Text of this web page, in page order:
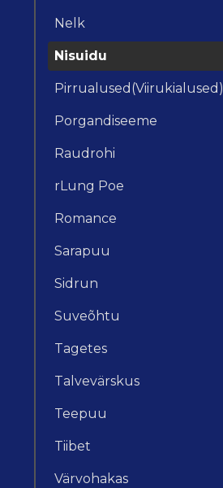
Nelk
Nisuidu
Pirrualused(Viirukialused)
Porgandiseeme
Raudrohi
rLung Poe
Romance
Sarapuu
Sidrun
Suveõhtu
Tagetes
Talvevärskus
Teepuu
Tiibet
Värvohakas